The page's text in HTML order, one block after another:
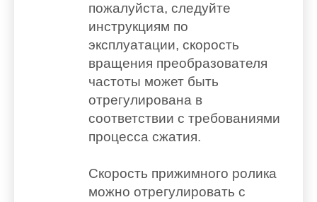
пожалуйста, следуйте
инструкциям по
эксплуатации, скорость
вращения преобразователя
частоты может быть
отрегулирована в
соответствии с требованиями
процесса сжатия.
Скорость прижимного ролика
можно отрегулировать с